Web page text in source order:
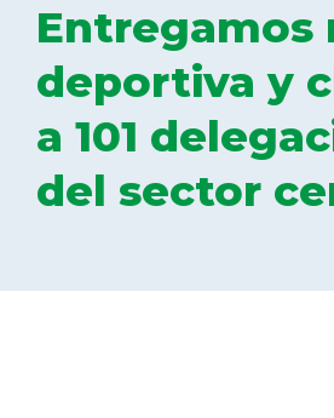
COMITÉ EJECUTIVO
COMISIÓN DE VIGILANCIA
SECCIONES
Entregamos
deportiva y
a 101
del sector